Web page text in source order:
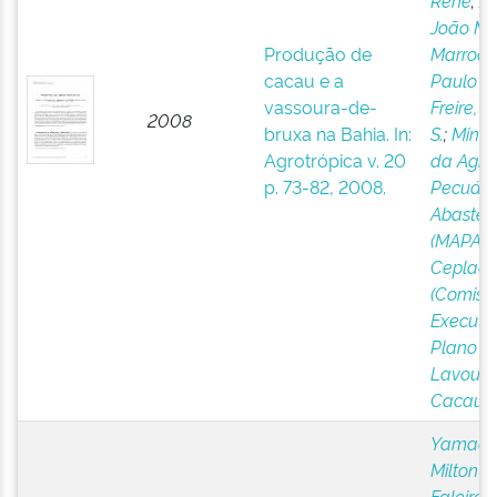
2008
Produção de
cacau e a
vassoura-de-
bruxa na Bahia. In:
Agrotrópica v. 20
p. 73-82, 2008.
João
Paulo
Freire,
S.;
da
(MAPA)
Ceplac,
Plano
Lavoura
Milton